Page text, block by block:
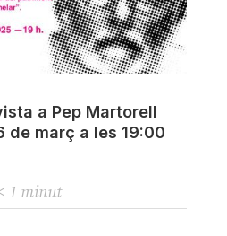
a Pep Martorell
de març a les 19:00
1 minut